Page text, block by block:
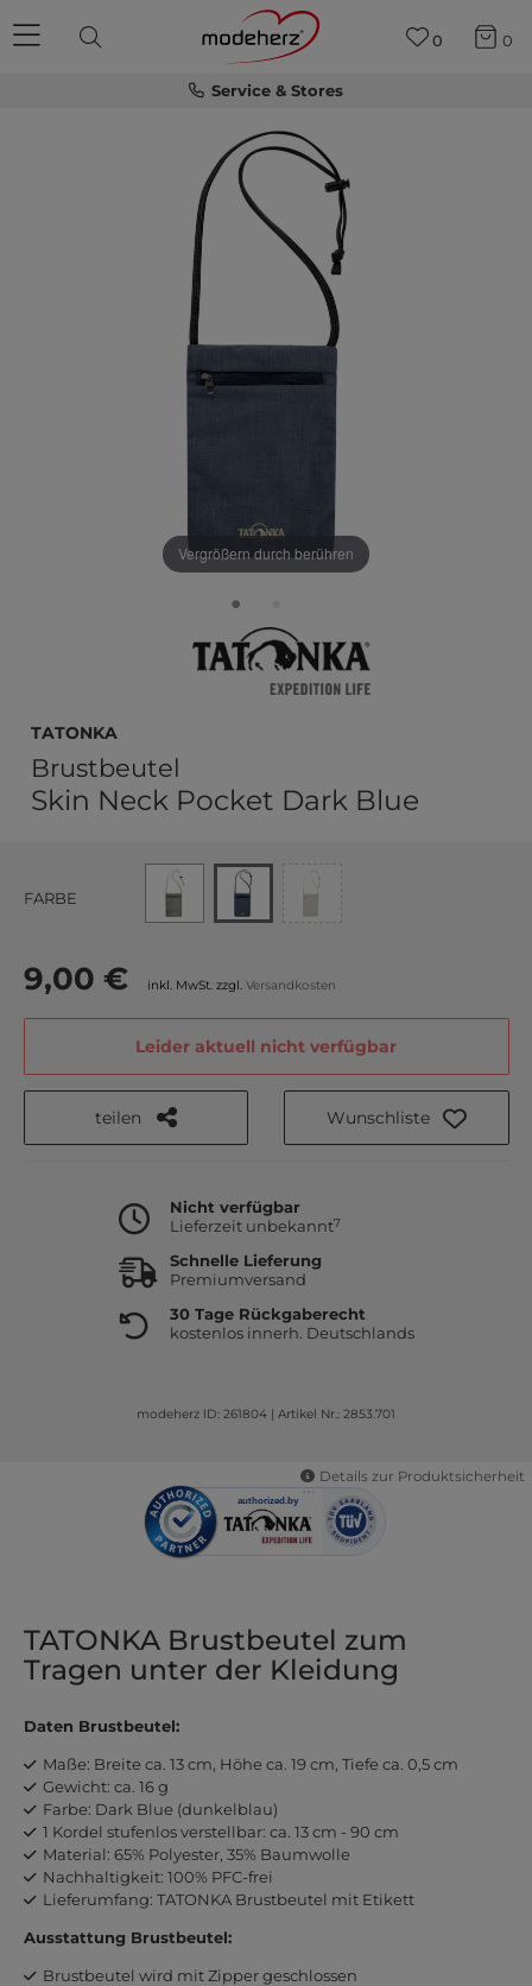
Service & Stores
0 0
Vergrößern durch berühren
TATONKA
Brustbeutel
Skin Neck Pocket Dark Blue
FARBE
9,00 € inkl. MwSt. zzgl. Versandkosten
Leider aktuell nicht verfügbar
teilen Wunschliste
Nicht verfügbar
Lieferzeit unbekannt7
Schnelle Lieferung
Premiumversand
30 Tage Rückgaberecht
kostenlos innerh. Deutschlands
modeherz ID: 261804 | Artikel Nr.: 2853.701
Details zur Produktsicherheit
TATONKA Brustbeutel zum
Tragen unter der Kleidung
Daten Brustbeutel:
Maße: Breite ca. 13 cm, Höhe ca. 19 cm, Tiefe ca. 0,5 cm
Gewicht: ca. 16 g
Farbe: Dark Blue (dunkelblau)
1 Kordel stufenlos verstellbar: ca. 13 cm - 90 cm
Material: 65% Polyester, 35% Baumwolle
Nachhaltigkeit: 100% PFC-frei
Lieferumfang: TATONKA Brustbeutel mit Etikett
Ausstattung Brustbeutel:
Brustbeutel wird mit Zipper geschlossen